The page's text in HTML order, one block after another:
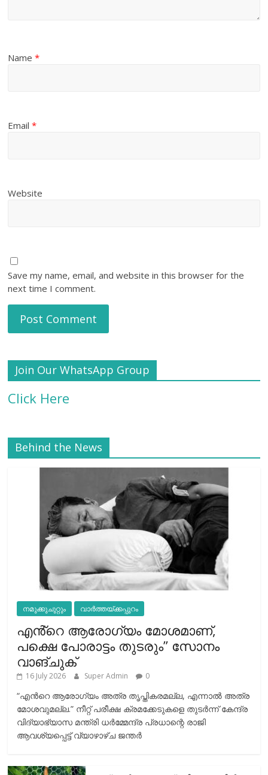
Name*
Email*
Website
Save my name, email, and website in this browser for the
next time I comment.
Join Our WhatsApp Group
Click Here
Behind the News
നമുക്കുചുറ്റും വാർത്തയ്ക്കപ്പുറം
എൻ്റെ ആരോഗ്യം മോശമാണ്,
പക്ഷെ പോരാട്ടം തുടരും” സോനം
വാങ്ചുക്
16 July 2026 Super Admin 0
“എന്‍റെ ആരോഗ്യം അത്ര തൃപ്തികരമല്ല, എന്നാൽ അത്ര
മോശവുമല്ല.” നീറ്റ് പരീക്ഷ ക്രമക്കേടുകളെ തുടർന്ന് കേന്ദ്ര
വിദ്യാഭ്യാസ മന്ത്രി ധർമ്മേന്ദ്ര പ്രധാന്റെ രാജി
ആവശ്യപ്പെട്ട് വ്യാഴാഴ്ച ജന്തർ